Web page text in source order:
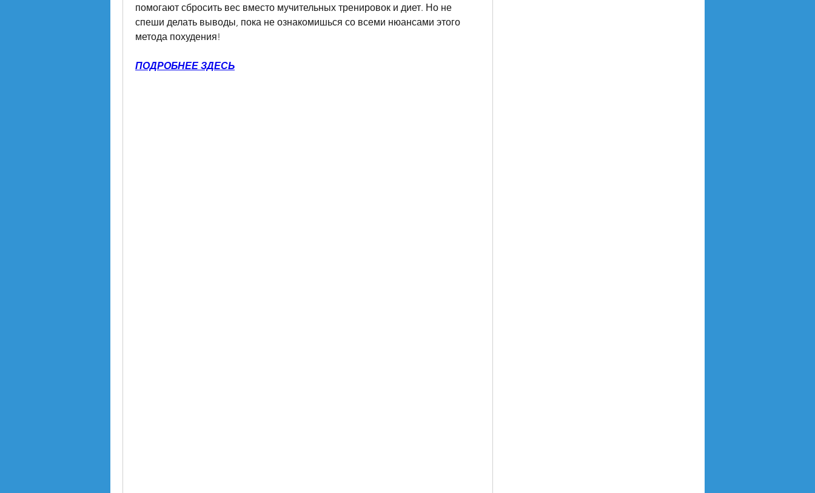
помогают сбросить вес вместо мучительных тренировок и диет. Но не
спеши делать выводы, пока не ознакомишься со всеми нюансами этого
метода похудения!
ПОДРОБНЕЕ ЗДЕСЬ